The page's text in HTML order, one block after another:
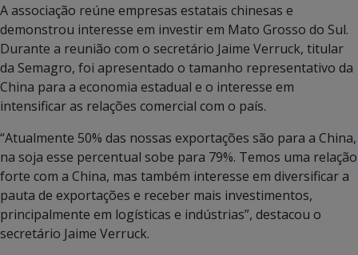
A associação reúne empresas estatais chinesas e
demonstrou interesse em investir em Mato Grosso do Sul.
Durante a reunião com o secretário Jaime Verruck, titular
da Semagro, foi apresentado o tamanho representativo da
China para a economia estadual e o interesse em
intensificar as relações comercial com o país.
“Atualmente 50% das nossas exportações são para a China,
na soja esse percentual sobe para 79%. Temos uma relação
forte com a China, mas também interesse em diversificar a
pauta de exportações e receber mais investimentos,
principalmente em logísticas e indústrias”, destacou o
secretário Jaime Verruck.